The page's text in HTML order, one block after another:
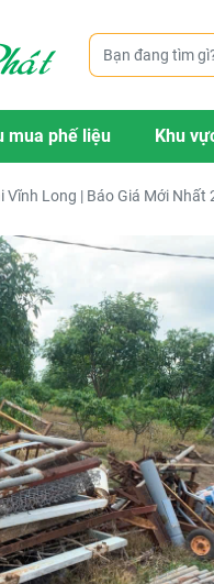
mua phế liệu Khu
Vĩnh Long | Báo Giá Mới Nhất